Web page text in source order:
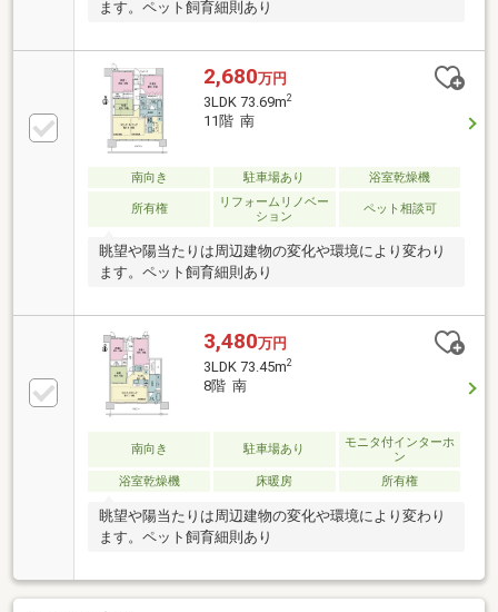
ます。ペット飼育細則あり
2,680万円
3LDK 73.69m2
11階 南
南向き 駐車場あり 浴室乾燥機
所有権
リフォームリノベー
ション
ペット相談可
眺望や陽当たりは周辺建物の変化や環境により変わり
ます。ペット飼育細則あり
3,480万円
3LDK 73.45m2
8階 南
南向き 駐車場あり
モニタ付インターホ
ン
浴室乾燥機
床暖房 所有権
眺望や陽当たりは周辺建物の変化や環境により変わり
ます。ペット飼育細則あり